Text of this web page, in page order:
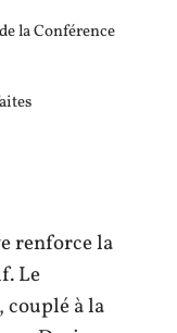
la Conférence
renforce la
Le
couplé à la